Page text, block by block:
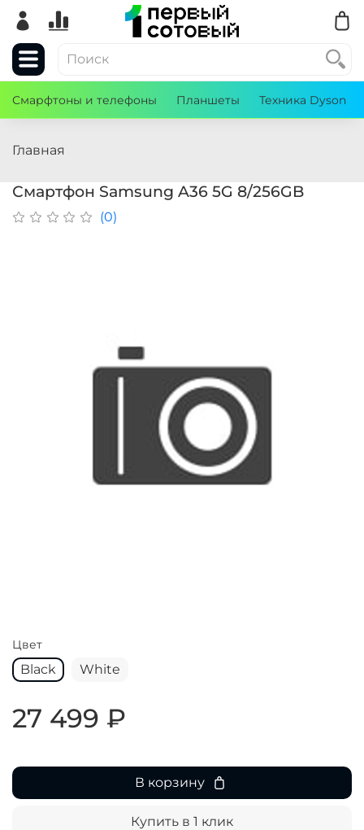
Смарфтоны и телефоны Планшеты Техника Dyson
Главная
Смартфон Samsung A36 5G 8/256GB
(0)
Цвет
Black White
27 499 ₽
В корзину
Купить в 1 клик